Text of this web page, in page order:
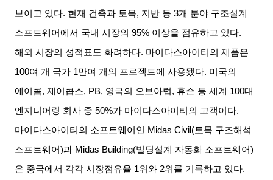
보이고 있다. 현재 건축과 토목, 지반 등 3개 분야 구조설계
소프트웨어에서 국내 시장의 95% 이상을 점유하고 있다.
해외 시장의 성적표도 화려하다. 마이다스아이티의 제품은
100여 개 국가 1만여 개의 프로젝트에 사용됐다. 미국의
에이콤,제이콥스, PB, 영국의 오브아럽, 휴슨 등 세계 100대
엔지니어링 회사 중 50%가 마이다스아이티의 고객이다.
마이다스아이티의 소프트웨어인 Midas Civil(토목 구조해석
소프트웨어)과 Midas Building(빌딩설계 자동화 소프트웨어)
은 중국에서 각각 시장점유율 1위와 2위를 기록하고 있다.